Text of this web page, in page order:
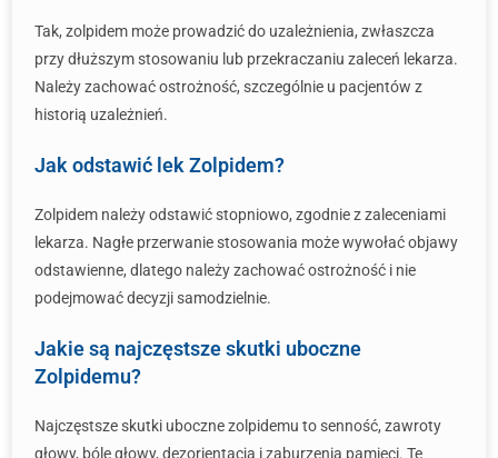
Tak, zolpidem może prowadzić do uzależnienia, zwłaszcza
przy dłuższym stosowaniu lub przekraczaniu zaleceń lekarza.
Należy zachować ostrożność, szczególnie u pacjentów z
historią uzależnień.
Jak odstawić lek Zolpidem?
Zolpidem należy odstawić stopniowo, zgodnie z zaleceniami
lekarza. Nagłe przerwanie stosowania może wywołać objawy
odstawienne, dlatego należy zachować ostrożność i nie
podejmować decyzji samodzielnie.
Jakie są najczęstsze skutki uboczne
Zolpidemu?
Najczęstsze skutki uboczne zolpidemu to senność, zawroty
głowy, bóle głowy, dezorientacja i zaburzenia pamięci. Te